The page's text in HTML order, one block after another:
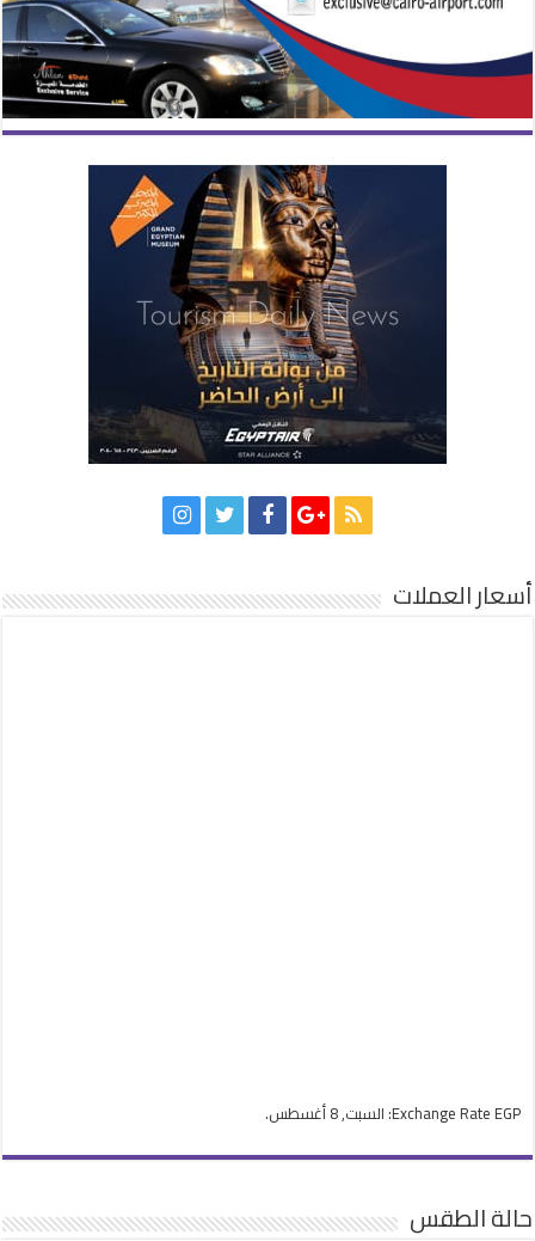
أسعار العملات
Exchange Rate EGP : السبت, 8 أغسطس.
حالة الطقس